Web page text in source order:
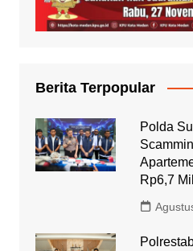
Berita Terpopular
Polda
Rp6,7